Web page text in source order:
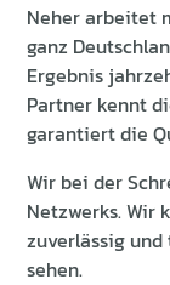
Neher arbeitet
ganz
Ergebnis
Partner kennt
garantiert die
Wir bei der
Netzwerks. Wir
zuverlässig
sehen.